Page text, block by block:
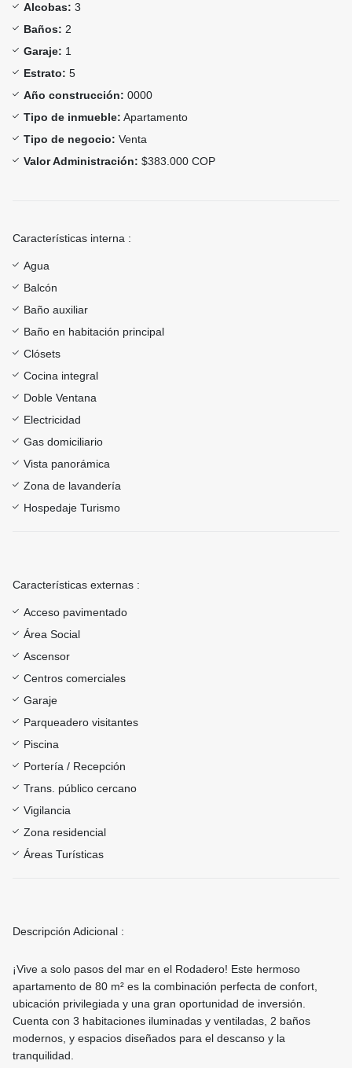
Alcobas: 3
Baños: 2
Garaje: 1
Estrato: 5
Año construcción: 0000
Tipo de inmueble: Apartamento
Tipo de negocio: Venta
Valor Administración: $383.000 COP
Características interna :
Agua
Balcón
Baño auxiliar
Baño en habitación principal
Clósets
Cocina integral
Doble Ventana
Electricidad
Gas domiciliario
Vista panorámica
Zona de lavandería
Hospedaje Turismo
Características externas :
Acceso pavimentado
Área Social
Ascensor
Centros comerciales
Garaje
Parqueadero visitantes
Piscina
Portería / Recepción
Trans. público cercano
Vigilancia
Zona residencial
Áreas Turísticas
Descripción Adicional :
¡Vive a solo pasos del mar en el Rodadero! Este hermoso
apartamento de 80 m² es la combinación perfecta de confort,
ubicación privilegiada y una gran oportunidad de inversión.
Cuenta con 3 habitaciones iluminadas y ventiladas, 2 baños
modernos, y espacios diseñados para el descanso y la
tranquilidad.